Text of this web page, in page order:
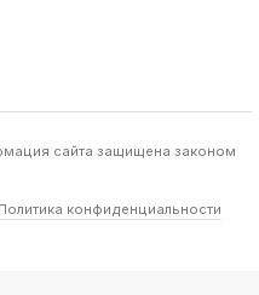
сайта защищена законом
Политика конфиденциальности